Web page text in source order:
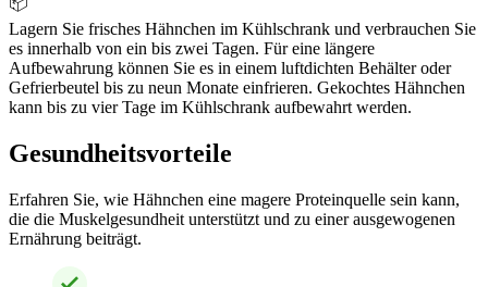
Lagern Sie frisches Hähnchen im Kühlschrank und verbrauchen Sie
es innerhalb von ein bis zwei Tagen. Für eine längere
Aufbewahrung können Sie es in einem luftdichten Behälter oder
Gefrierbeutel bis zu neun Monate einfrieren. Gekochtes Hähnchen
kann bis zu vier Tage im Kühlschrank aufbewahrt werden.
Gesundheitsvorteile
Erfahren Sie, wie Hähnchen eine magere Proteinquelle sein kann,
die die Muskelgesundheit unterstützt und zu einer ausgewogenen
Ernährung beiträgt.